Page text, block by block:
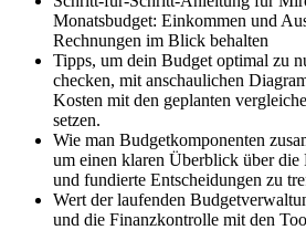
Monatsbudget: Einkommen und
Rechnungen im Blick behalten
Tipps, um dein Budget optimal zu
checken, mit anschaulichen
Kosten mit den geplanten
setzen.
Wie man Budgetkomponenten
um einen klaren Überblick über die
und fundierte Entscheidungen zu
Wert der laufenden
und die Finanzkontrolle mit den